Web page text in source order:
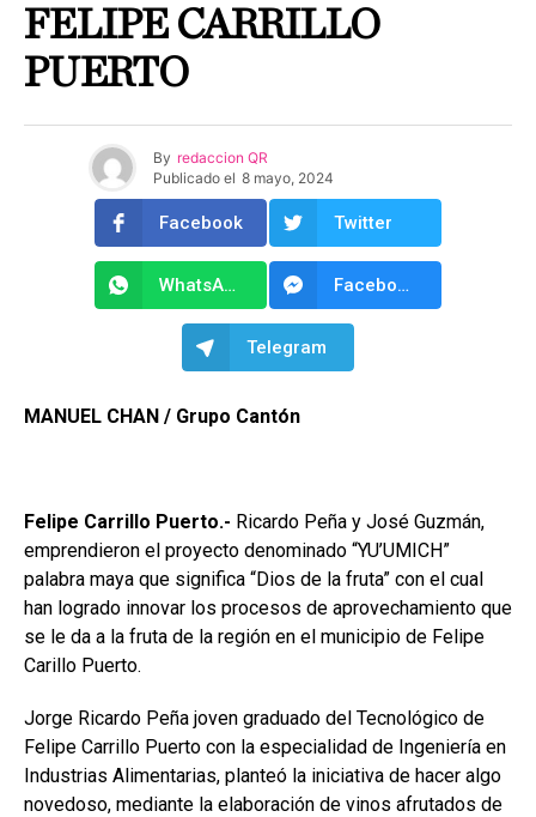
FELIPE CARRILLO
PUERTO
By redaccion QR
Publicado el 8 mayo, 2024
Facebook Twitter
WhatsApp Facebook Messenger
Telegram
MANUEL CHAN / Grupo Cantón
Felipe Carrillo Puerto.- Ricardo Peña y José Guzmán,
emprendieron el proyecto denominado “YU’UMICH”
palabra maya que significa “Dios de la fruta” con el cual
han logrado innovar los procesos de aprovechamiento que
se le da a la fruta de la región en el municipio de Felipe
Carillo Puerto.
Jorge Ricardo Peña joven graduado del Tecnológico de
Felipe Carrillo Puerto con la especialidad de Ingeniería en
Industrias Alimentarias, planteó la iniciativa de hacer algo
novedoso, mediante la elaboración de vinos afrutados de